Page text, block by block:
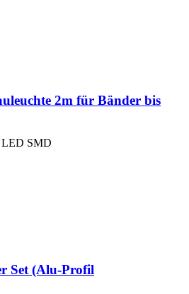
2m für Bänder bis
LED SMD
Set (Alu-Profil